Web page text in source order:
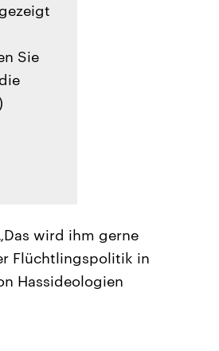
Sie
wird ihm gerne
Flüchtlingspolitik in
Hassideologien